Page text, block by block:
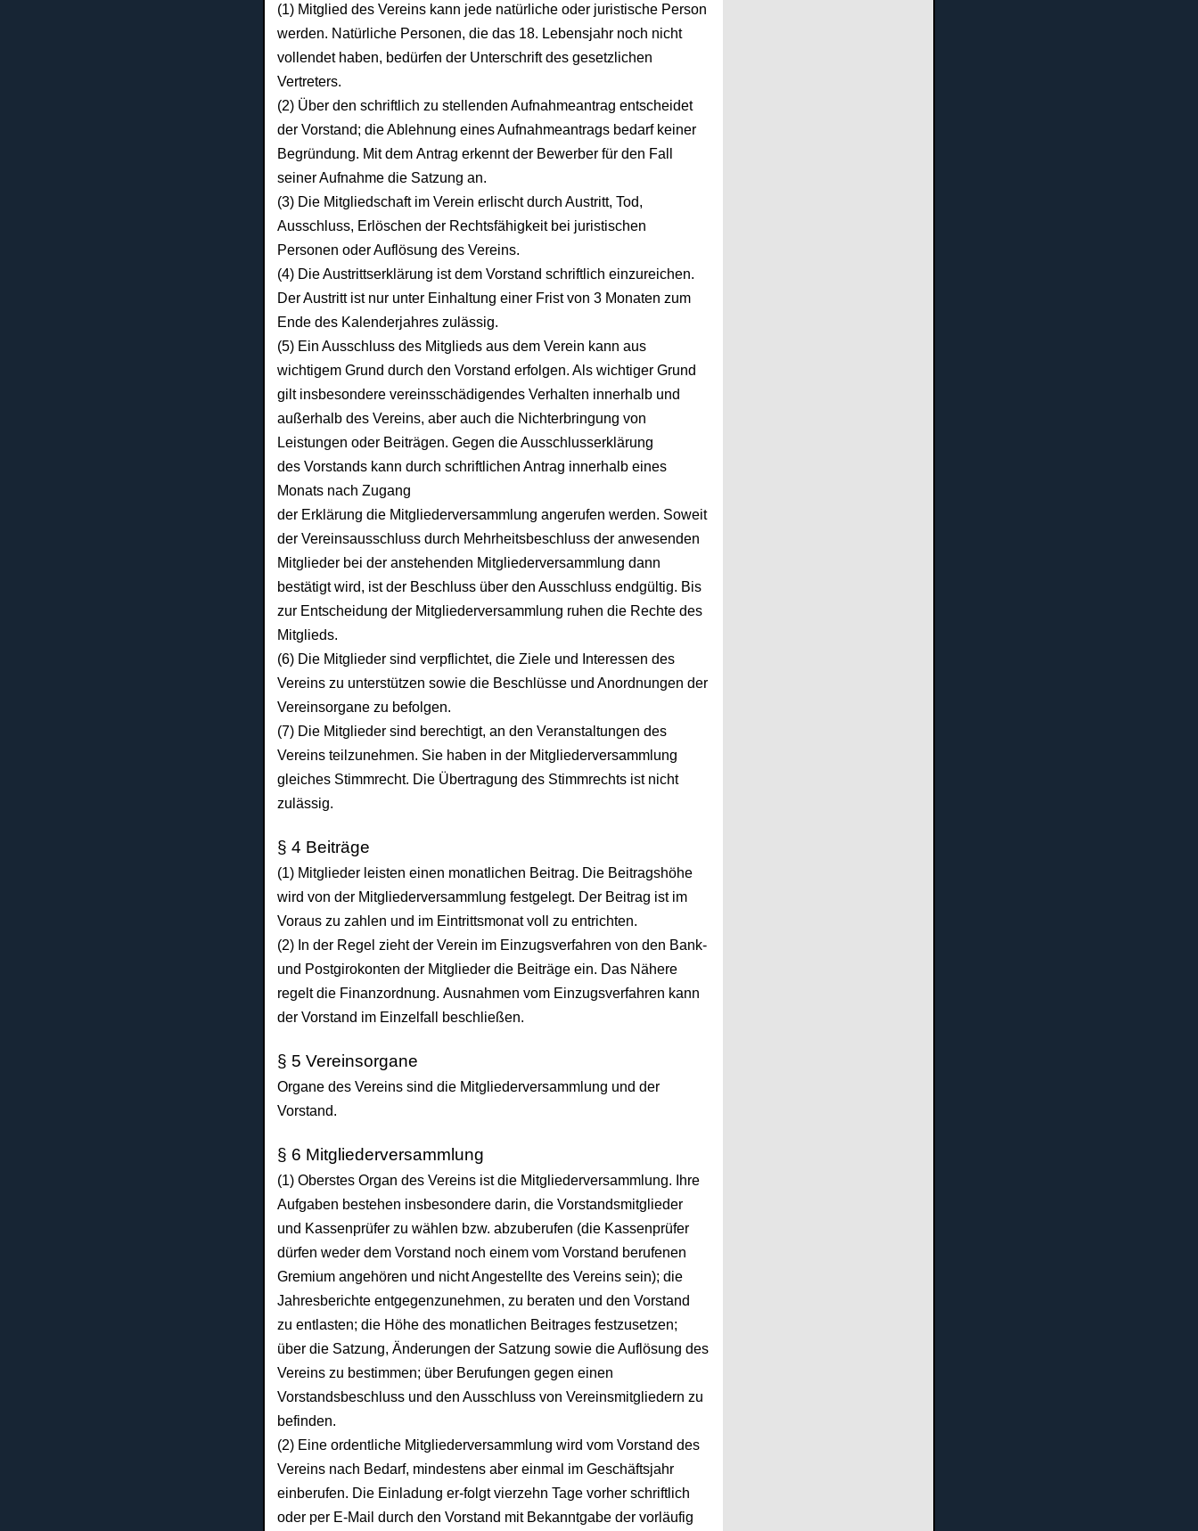
(1) Mitglied des Vereins kann jede natürliche oder juristische Person
werden. Natürliche Personen, die das 18. Lebensjahr noch nicht
vollendet haben, bedürfender Unterschrift des gesetzlichen
Vertreters.
(2) Über den schriftlich zu stellenden Aufnahmeantrag entscheidet
der Vorstand;die Ablehnung eines Aufnahmeantrags bedarf keiner
Begründung. Mit demAntrag erkennt der Bewerber für den Fall
seiner Aufnahme die Satzung an.
(3) Die Mitgliedschaft im Verein erlischt durch Austritt, Tod,
Ausschluss, Erlöschender Rechtsfähigkeit bei juristischen
Personen oder Auflösung des Vereins.
(4) Die Austrittserklärung ist dem Vorstand schriftlich einzureichen.
Der Austritt ist nur unter Einhaltung einer Frist von 3 Monaten zum
Ende des Kalenderjahreszulässig.
(5) Ein Ausschluss des Mitglieds aus dem Verein kann aus
wichtigem Grund durchden Vorstand erfolgen. Als wichtiger Grund
gilt insbesondere vereinsschädigendesVerhalten innerhalb und
außerhalb des Vereins, aber auch die Nichterbringungvon
Leistungen oder Beiträgen. Gegen die Ausschlusserklärung
desVorstands kann durch schriftlichen Antrag innerhalb eines
Monats nach Zugang
der Erklärung die Mitgliederversammlung angerufen werden. Soweit
derVereinsausschluss durch Mehrheitsbeschluss der anwesenden
Mitglieder beider anstehenden Mitgliederversammlung dann
bestätigt wird, ist der Beschluss über den Ausschluss endgültig. Bis
zur Entscheidung der Mitgliederversammlung ruhen die Rechte des
Mitglieds.
(6) Die Mitglieder sind verpflichtet, die Ziele und Interessen des
Vereins zu unterstützensowie die Beschlüsse und Anordnungen der
Vereinsorgane zu befolgen.
(7) Die Mitglieder sind berechtigt, an den Veranstaltungen des
Vereins teilzunehmen. Sie haben in der Mitgliederversammlung
gleiches Stimmrecht. Die Übertragungdes Stimmrechts ist nicht
zulässig.
§ 4 Beiträge
(1) Mitglieder leisten einen monatlichen Beitrag. Die Beitragshöhe
wird von der Mitgliederversammlung festgelegt. Der Beitrag ist im
Voraus zu zahlen und im Eintrittsmonat voll zu entrichten.
(2) In der Regel zieht der Verein im Einzugsverfahren von den Bank-
und Postgirokontender Mitglieder die Beiträge ein. Das Nähere
regelt die Finanzordnung.Ausnahmen vom Einzugsverfahren kann
der Vorstand im Einzelfall beschließen.
§ 5 Vereinsorgane
Organe des Vereins sind die Mitgliederversammlung und der
Vorstand.
§ 6 Mitgliederversammlung
(1) Oberstes Organ des Vereins ist die Mitgliederversammlung. Ihre
Aufgaben bestehen insbesondere darin, die Vorstandsmitglieder
und Kassenprüfer zu wählen bzw. abzuberufen (die Kassenprüfer
dürfen weder dem Vorstand noch einemvom Vorstand berufenen
Gremium angehören und nicht Angestellte desVereins sein); die
Jahresberichte entgegenzunehmen, zu beraten und den Vorstand
zu entlasten; die Höhe des monatlichen Beitrages festzusetzen;
über die Satzung, Änderungen der Satzung sowie die Auflösung des
Vereins zu bestimmen; über Berufungen gegen einen
Vorstandsbeschluss und den Ausschlussvon Vereinsmitgliedern zu
befinden.
(2) Eine ordentliche Mitgliederversammlung wird vom Vorstand des
Vereins nach Bedarf, mindestens aber einmal im Geschäftsjahr
einberufen. Die Einladung er-folgt vierzehn Tage vorher schriftlich
oder per E-Mail durch den Vorstand mit Bekanntgabe der vorläufig